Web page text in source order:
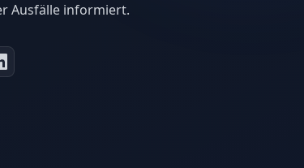
Ausfälle informiert.